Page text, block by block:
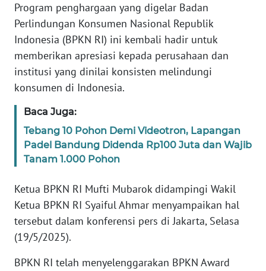
Program penghargaan yang digelar Badan
Perlindungan Konsumen Nasional Republik
Indonesia (BPKN RI) ini kembali hadir untuk
memberikan apresiasi kepada perusahaan dan
institusi yang dinilai konsisten melindungi
konsumen di Indonesia.
Baca Juga:
Tebang 10 Pohon Demi Videotron, Lapangan
Padel Bandung Didenda Rp100 Juta dan Wajib
Tanam 1.000 Pohon
Ketua BPKN RI Mufti Mubarok didampingi Wakil
Ketua BPKN RI Syaiful Ahmar menyampaikan hal
tersebut dalam konferensi pers di Jakarta, Selasa
(19/5/2025).
BPKN RI telah menyelenggarakan BPKN Award
IKLAN
TENTANG
KAMI
PEDOMAN
SIBER
REDAKSI
DISCLAIMER
Wahana
Regional